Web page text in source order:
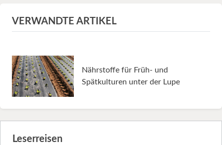
VERWANDTE ARTIKEL
Nährstoffe für Früh- und
Spätkulturen unter der Lupe
Leserreisen